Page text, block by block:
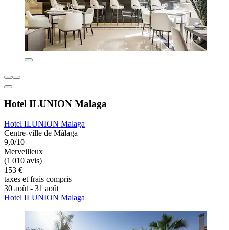
Hotel ILUNION Malaga
Hotel ILUNION Malaga
Centre-ville de Málaga
9,0/10
Merveilleux
(1 010 avis)
153 €
taxes et frais compris
30 août - 31 août
Hotel ILUNION Malaga